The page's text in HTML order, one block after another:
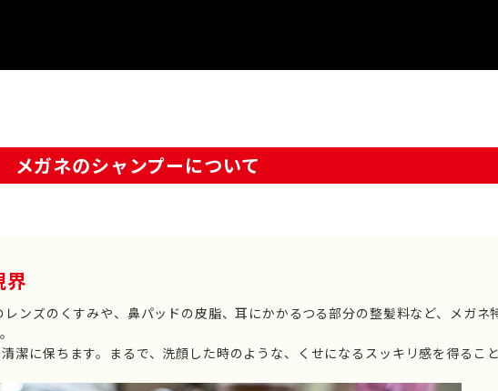
メガネのシャンプーについて
界
ンズのくすみや、鼻パッドの皮脂、耳にかかるつる部分の整髪料など、メガネ
潔に保ちます。まるで、洗顔した時のような、くせになるスッキリ感を得ること